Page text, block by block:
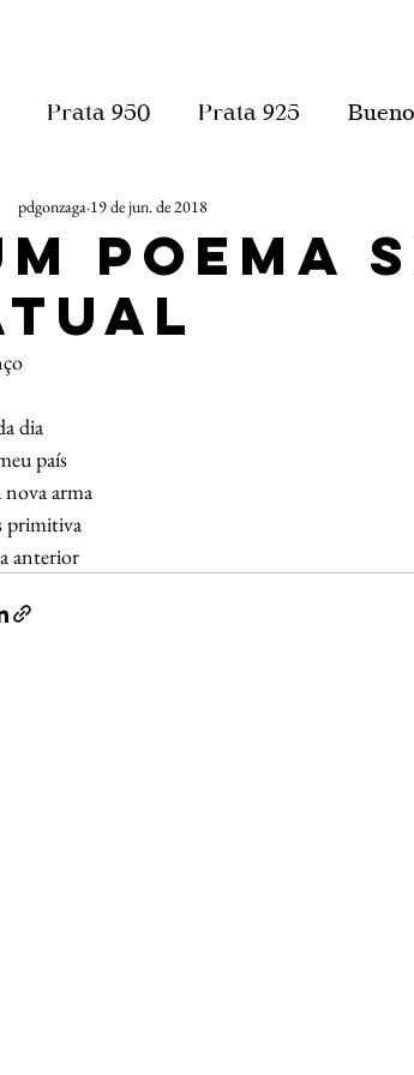
Prata 950 Prata 925
poema
pdgonzaga 19 de jun. de 2018
dia
país
nova arma
primitiva
anterior